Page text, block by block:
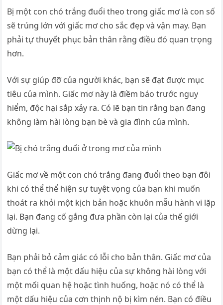
Bị một con chó trắng đuổi theo trong giấc mơ là con số
sẽ trúng lớn với giấc mơ cho sắc đẹp và vận may. Bạn
phải tự thuyết phục bản thân rằng điều đó quan trọng
hơn.
Với sự giúp đỡ của người khác, bạn sẽ đạt được mục
tiêu của mình. Giấc mơ này là điềm báo trước nguy
hiểm, độc hại sắp xảy ra. Có lẽ bạn tin rằng bạn đang
không làm hài lòng bạn bè và gia đình của mình.
Giấc mơ về một con chó trắng đang đuổi theo bạn đôi
khi có thể thể hiện sự tuyệt vọng của bạn khi muốn
thoát ra khỏi một kịch bản hoặc khuôn mẫu hành vi lặp
lại. Bạn đang cố gắng đưa phần còn lại của thế giới
dừng lại.
Bạn phải bỏ cảm giác có lỗi cho bản thân. Giấc mơ của
bạn có thể là một dấu hiệu của sự không hài lòng với
một mối quan hệ hoặc tình huống, hoặc nó có thể là
một dấu hiệu của cơn thịnh nộ bị kìm nén. Bạn có điều